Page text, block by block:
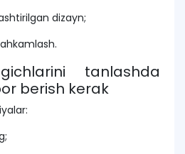
dizayn;
tanlashda
berish kerak